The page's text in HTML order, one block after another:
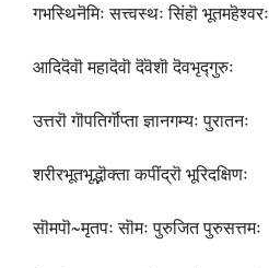
गभस्थिनॆमिः सत्त्वस्थः सिंहॊ भूतमहॆश्वरः
आदिदॆवॊ महादॆवॊ दॆवॆशॊ दॆवभृद्गुरुः
उत्तरॊ गॊपतिर्गॊप्ता ज्ञानगम्यः पुरातनः
शरीरभूतभृद्भॊक्ता कपींद्रॊ भूरिदक्षिणः
सॊमपॊ~मृतपः सॊमः पुरुजित पुरुसत्तमः